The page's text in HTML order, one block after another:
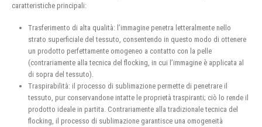
caratteristiche principali:
Trasferimento di alta qualità: l’immagine penetra letteralmente nello
strato superficiale del tessuto, consentendo in questo modo di ottenere
un prodotto perfettamente omogeneo a contatto con la pelle
(contrariamente alla tecnica del flocking, in cui l’immagine è applicata al
di sopra del tessuto).
Traspirabilità: il processo di sublimazione permette di penetrare il
tessuto, pur conservandone intatte le proprietà traspiranti; ciò lo rende il
prodotto ideale in partita. Contrariamente alla tradizionale tecnica del
flocking, il processo di sublimazione garantisce una omogeneità